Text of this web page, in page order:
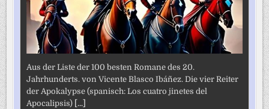
Aus der Liste der 100 besten Romane des 20.
Jahrhunderts. von Vicente Blasco Ibáñez. Die vier Reiter
der Apokalypse (spanisch: Los cuatro jinetes del
Apocalipsis) [...]